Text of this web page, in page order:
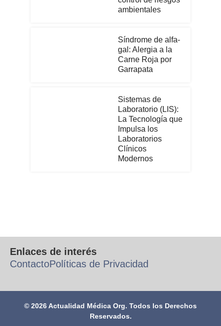
ambientales
Síndrome de alfa-
gal: Alergia a la
Carne Roja por
Garrapata
Sistemas de
Laboratorio (LIS):
La Tecnología que
Impulsa los
Laboratorios
Clínicos
Modernos
Enlaces de interés
ContactoPolíticas de Privacidad
© 2026 Actualidad Médica Org. Todos los Derechos
Reservados.